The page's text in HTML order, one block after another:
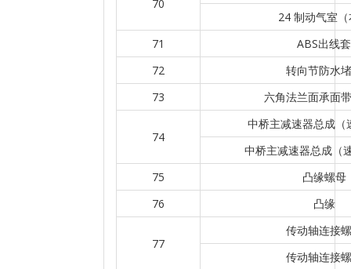
70
24 制动气室
71
ABS出线套
72
转向节防水
73
六角法兰面承面
74
中桥主减速器总成（
中桥主减速器总成（
75
凸缘螺母
76
凸缘
77
传动轴连接
传动轴连接